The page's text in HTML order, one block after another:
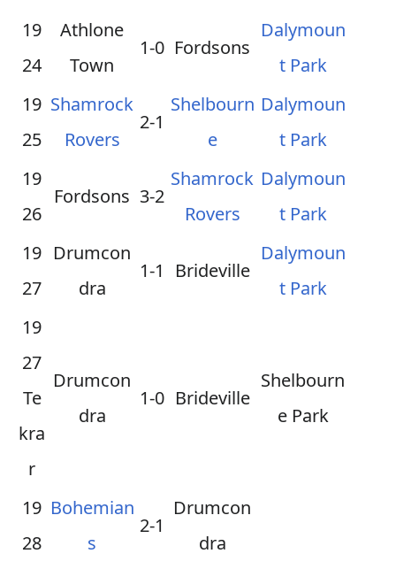
19
24
Athlone
Town
1-0 Fordsons
Dalymoun
t Park
19
25
Shamrock
Rovers
2-1
Shelbourn
e
Dalymoun
t Park
19
26
Fordsons 3-2
Shamrock
Rovers
Dalymoun
t Park
19
27
Drumcon
dra
1-1 Brideville
Dalymoun
t Park
19
27
Te
kra
r
Drumcon
dra
1-0 Brideville
Shelbourn
e Park
19
28
Bohemian
s
2-1
Drumcon
dra